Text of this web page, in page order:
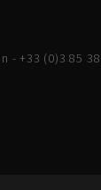
- +33 (0)3 85